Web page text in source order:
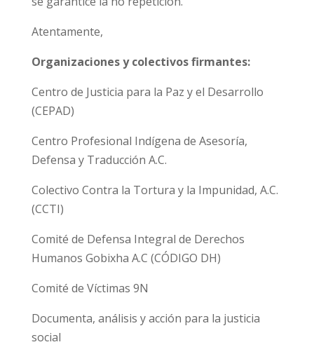
Atentamente,
Organizaciones y colectivos firmantes:
Centro de Justicia para la Paz y el Desarrollo
(CEPAD)
Centro Profesional Indígena de Asesoría,
Defensa y Traducción A.C.
Colectivo Contra la Tortura y la Impunidad, A.C.
(CCTI)
Comité de Defensa Integral de Derechos
Humanos Gobixha A.C (CÓDIGO DH)
Comité de Víctimas 9N
Documenta, análisis y acción para la justicia
social